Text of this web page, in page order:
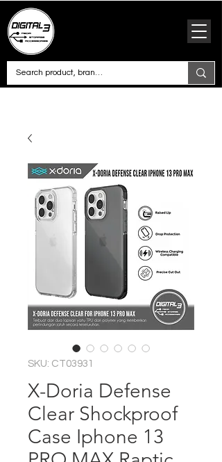
SKU: CT03931
X-Doria Defense
Clear Shockproof
Case Iphone 13